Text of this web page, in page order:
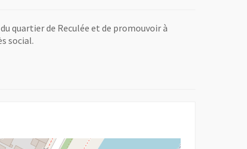
quartier de Reculée et de promouvoir à
social.